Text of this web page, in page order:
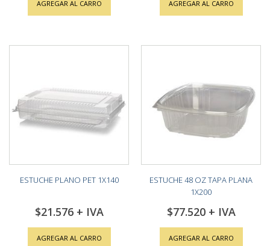
AGREGAR AL CARRO AGREGAR AL CARRO
ESTUCHE PLANO PET 1X140
$21.576
AGREGAR AL CARRO
ESTUCHE 48 OZ TAPA PLANA
1X200
$77.520
AGREGAR AL CARRO